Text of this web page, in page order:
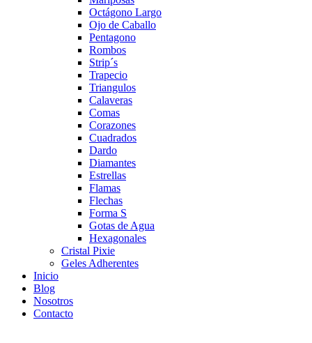
Octágono Largo
Ojo de Caballo
Pentagono
Rombos
Strip´s
Trapecio
Triangulos
Calaveras
Comas
Corazones
Cuadrados
Dardo
Diamantes
Estrellas
Flamas
Flechas
Forma S
Gotas de Agua
Hexagonales
Cristal Pixie
Geles Adherentes
Inicio
Blog
Nosotros
Contacto